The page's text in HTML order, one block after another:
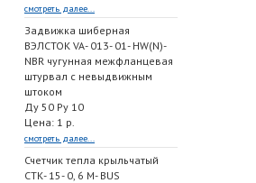
смотреть далее...
Задвижка шиберная
ВЭЛСТОК VA- 013- 01- HW(N)-
NBR чугунная межфланцевая
штурвал с невыдвижным
штоком
Ду 50 Ру 10
Цена: 1 р.
смотреть далее...
Счетчик тепла крыльчатый
СТК- 15- 0, 6 M- BUS